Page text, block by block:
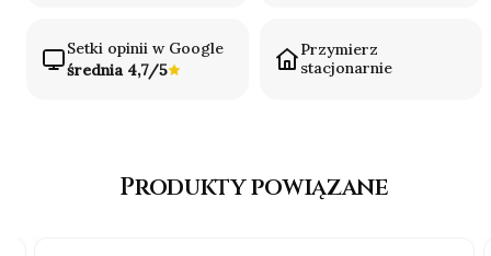
Setki opinii w Google
średnia 4,7/5
Przymierz
stacjonarnie
Produkty powiązane